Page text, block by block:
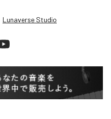
Lunaverse Studio